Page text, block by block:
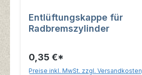
Entlüftungskappe für
Radbremszylinder
0,35 €*
Preise inkl. MwSt. zzgl. Versandkosten